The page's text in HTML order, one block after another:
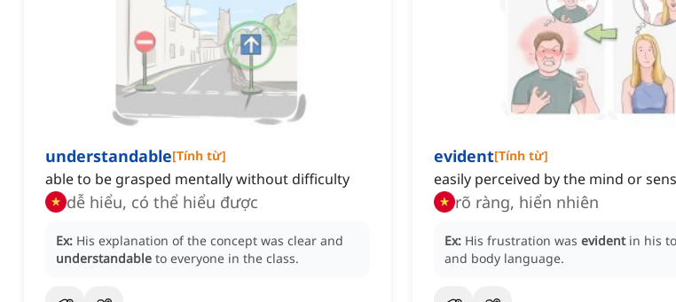
understandable[Tính từ]
able to be grasped mentally without difficulty
dễ hiểu, có thể hiểu được
Ex: His explanation of the concept was clear and
understandable to everyone in the class.
evident[Tính từ]
easily perceived by the mind or
rõ ràng, hiển nhiên
Ex: His frustration was evident in his
and body language.